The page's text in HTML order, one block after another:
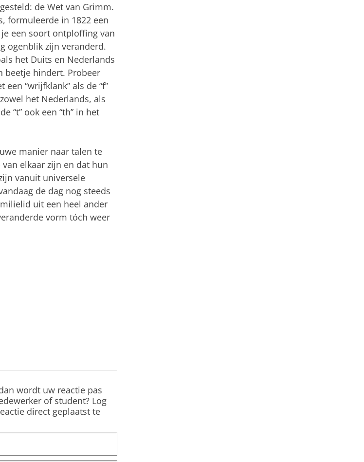
de Wet van Grimm.
formuleerde in 1822 een
een soort ontploffing van
ogenblik zijn veranderd.
het Duits en Nederlands
beetje hindert. Probeer
een “wrijfklank” als de “f”
het Nederlands, als
“t” ook een “th” in het
manier naar talen te
elkaar zijn en dat hun
vanuit universele
de dag nog steeds
uit een heel ander
vorm tóch weer
wordt uw reactie pas
of student? Log
direct geplaatst te